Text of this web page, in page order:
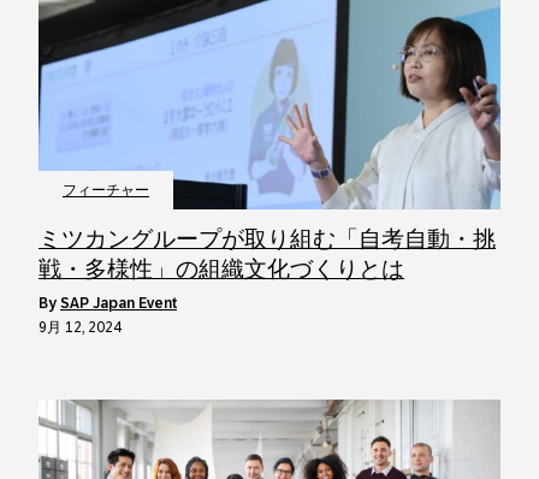
フィーチャー
ミツカングループが取り組む「自考自動・挑
戦・多様性」の組織文化づくりとは
by SAP Japan Event
9月 12, 2024